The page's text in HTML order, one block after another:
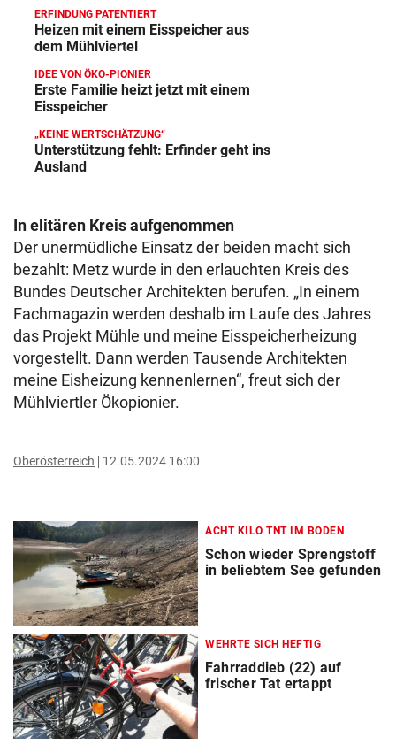
ERFINDUNG PATENTIERT
Heizen mit einem Eisspeicher aus
dem Mühlviertel
IDEE VON ÖKO-PIONIER
Erste Familie heizt jetzt mit einem
Eisspeicher
„KEINE WERTSCHÄTZUNG“
Unterstützung fehlt: Erfinder geht ins
Ausland
In elitären Kreis aufgenommen
Der unermüdliche Einsatz der beiden macht sich
bezahlt: Metz wurde in den erlauchten Kreis des
Bundes Deutscher Architekten berufen. „In einem
Fachmagazin werden deshalb im Laufe des Jahres
das Projekt Mühle und meine Eisspeicherheizung
vorgestellt. Dann werden Tausende Architekten
meine Eisheizung kennenlernen“, freut sich der
Mühlviertler Ökopionier.
Oberösterreich 12.05.2024 16:00
ACHT KILO TNT IM BODEN
Schon wieder Sprengstoff
in beliebtem See gefunden
WEHRTE SICH HEFTIG
Fahrraddieb (22) auf
frischer Tat ertappt